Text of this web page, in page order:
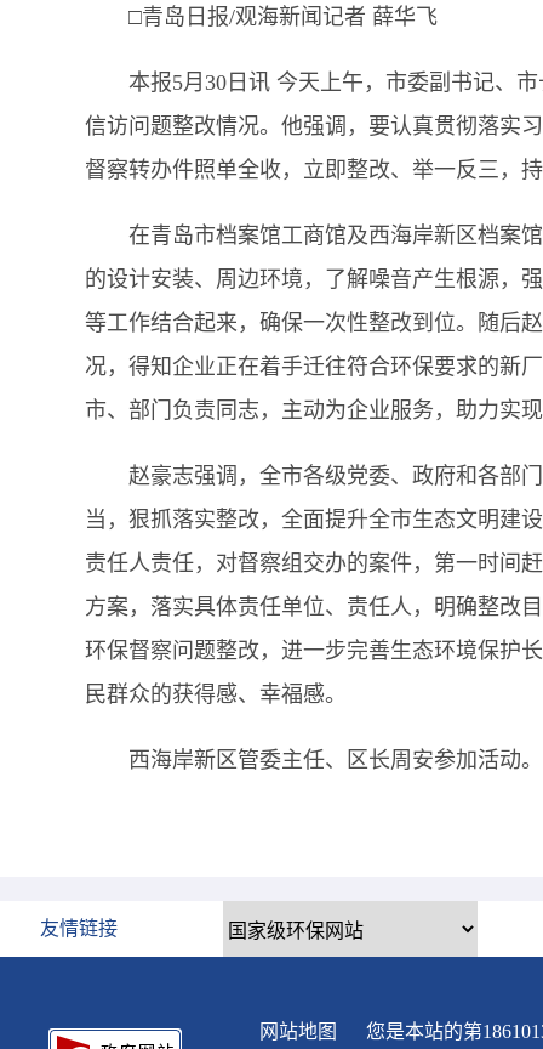
□青岛日报/观海新闻记者 薛华飞
本报5月30日讯 今天上午，市委副书记、
信访问题整改情况。他强调，要认真贯彻落实
督察转办件照单全收，立即整改、举一反三，
在青岛市档案馆工商馆及西海岸新区档案
的设计安装、周边环境，了解噪音产生根源，
等工作结合起来，确保一次性整改到位。随后
况，得知企业正在着手迁往符合环保要求的新
市、部门负责同志，主动为企业服务，助力实
赵豪志强调，全市各级党委、政府和各部
当，狠抓落实整改，全面提升全市生态文明建
责任人责任，对督察组交办的案件，第一时间
方案，落实具体责任单位、责任人，明确整改
环保督察问题整改，进一步完善生态环境保护
民群众的获得感、幸福感。
西海岸新区管委主任、区长周安参加活动。
友情链接
网站地图 您是本站的第